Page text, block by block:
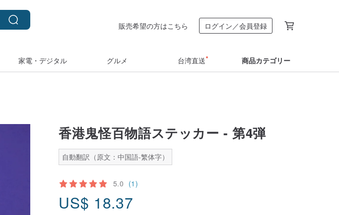
販売希望の方はこちら ログイン／会員登録
家電・デジタル グルメ 台湾直送 商品カテゴリー
香港鬼怪百物語ステッカー - 第4弾
自動翻訳（原文：中国語-繁体字）
5.0 (1)
US$ 18.37